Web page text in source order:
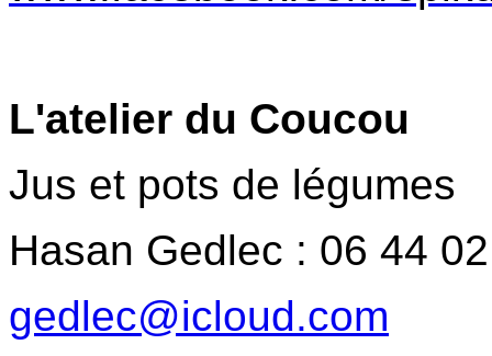
L'atelier du Coucou
Jus et pots de légumes
Hasan Gedlec : 06 44
gedlec@icloud.com